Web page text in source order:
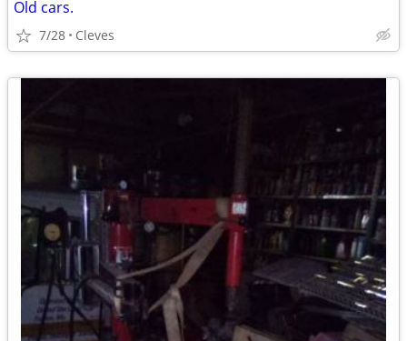
Old cars.
7/28 Cleves